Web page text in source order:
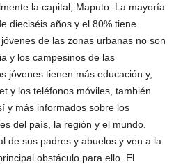
la capital, Maputo. La mayoría
dieciséis años y el 80% tiene
de las zonas urbanas no son
y los campesinos de las
jóvenes tienen más educación y,
y los teléfonos móviles, también
y más informados sobre los
del país, la región y el mundo.
de sus padres y abuelos y ven a la
obstáculo para ello. El